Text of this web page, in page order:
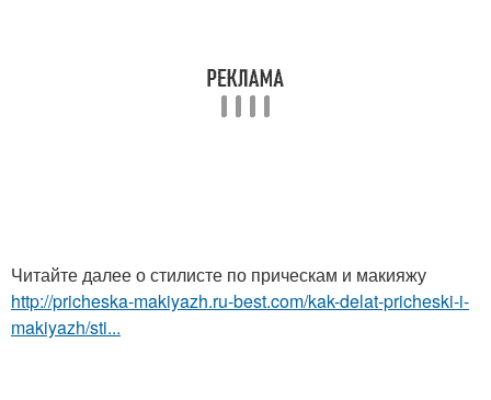
Читайте далее о стилисте по прическам и макияжу
http://pricheska-makiyazh.ru-best.com/kak-delat-pricheski-i-
makiyazh/sti...